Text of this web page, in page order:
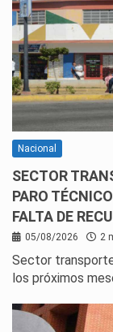
Nacional
SECTOR
PARO
FALTA DE
05/08/2026 2
Sector
los próximos